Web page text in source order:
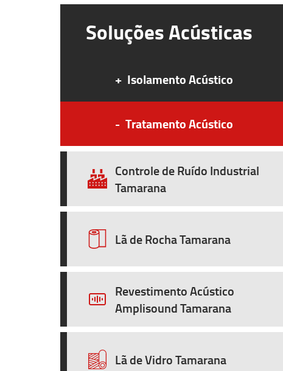
Soluções Acústicas
+ Isolamento Acústico
- Tratamento Acústico
Controle de Ruído Industrial
Tamarana
Lã de Rocha Tamarana
Revestimento Acústico
Amplisound Tamarana
Lã de Vidro Tamarana